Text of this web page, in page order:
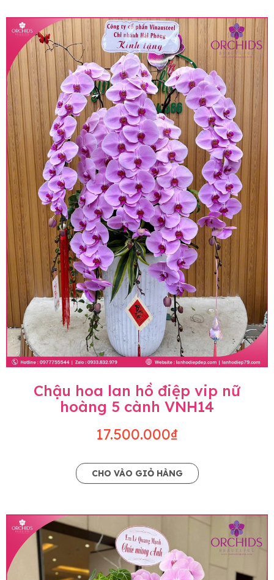
• Giá trên được miễn ship giao trong nội thành,
miễn phí in thiệp - banner theo yêu cầu khách
hàng.
• Beautiful Orchids liên kết với các cửa hàng
trên toàn quốc để phục vụ giao hoa tận nơi, mỗi
khu vực sẽ có mức giá khác nhau (tùy vào chi
phí mặt bằng, nguyên vật liệu,..) nên giá có thể sẽ
thay đổi so với giá niêm yết trên website. Khách
hàng ở Tỉnh thành khác vui lòng chủ động hỏi lại
giá trước khi đặt hàng, shop sẽ chủ động báo giá
chính xác khi có địa chỉ giao hàng cụ thể.
Chậu hoa lan hồ điệp vip nữ
hoàng 5 cành VNH14
17.500.000₫
CHO VÀO GIỎ HÀNG